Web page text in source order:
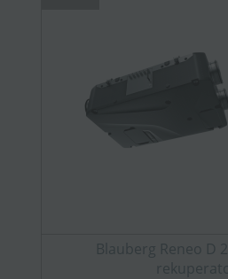
Blauberg Reneo D